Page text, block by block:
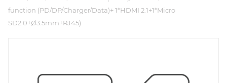
function (PD/DP/Charger/Data)+ 1*HDMI 2.1+1*Micro
SD2.0+Ø3.5mm+RJ45)